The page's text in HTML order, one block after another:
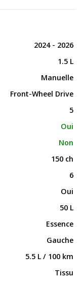
2024 - 2026
1.5 L
Manuelle
Front-Wheel Drive
5
Oui
Non
150 ch
6
Oui
50 L
Essence
Gauche
5.5 L / 100 km
Tissu